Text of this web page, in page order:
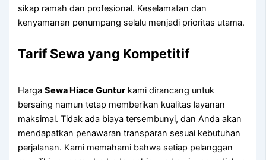
sikap ramah dan profesional. Keselamatan dan
kenyamanan penumpang selalu menjadi prioritas utama.
Tarif Sewa yang Kompetitif
HargaSewa Hiace Guntur kami dirancang untuk
bersaing namun tetap memberikan kualitas layanan
maksimal. Tidak ada biaya tersembunyi, dan Anda akan
mendapatkan penawaran transparan sesuai kebutuhan
perjalanan. Kami memahami bahwa setiap pelanggan